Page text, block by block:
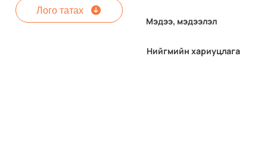
Лого татах
Мэдээ, мэдээлэл
Нийгмийн хариуцлага